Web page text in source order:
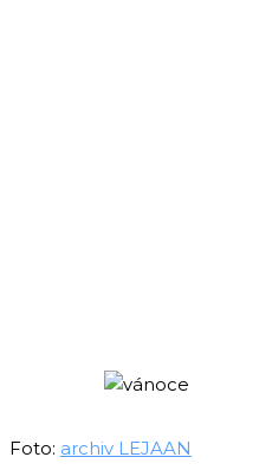
Foto: archiv LEJAAN